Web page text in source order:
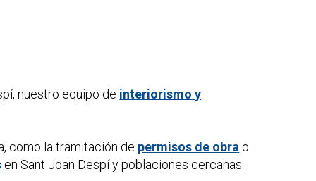
nuestro equipo de interiorismo y
como la tramitación de permisos de obra o
en Sant Joan Despí y poblaciones cercanas.